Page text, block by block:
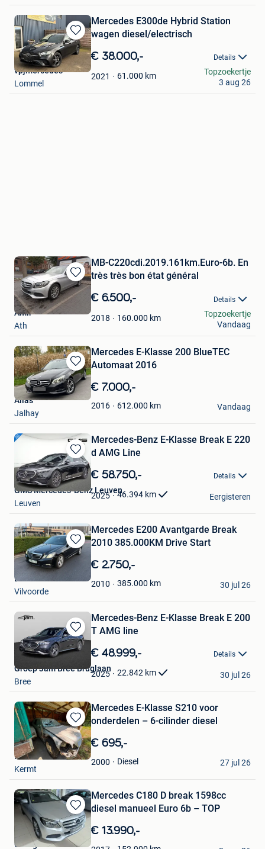
Bewaren
in
Mijn
Favorieten
Mercedes E300de Hybrid Station
wagen diesel/electrisch
€ 38.000,- Details
2021 61.000 km
vpjmercedes
Lommel
Topzoekertje
3 aug 26
Bewaren
in
Mijn
Favorieten
MB-C220cdi.2019.161km.Euro-6b. En
très très bon état général
€ 6.500,- Details
2018 160.000 km
Amir
Ath
Topzoekertje
Vandaag
Bewaren
in
Mijn
Favorieten
Mercedes E-Klasse 200 BlueTEC
Automaat 2016
€ 7.000,-
2016 612.000 km
Alias
Jalhay
Vandaag
Bewaren
in
Mijn
Favorieten
Mercedes-Benz E-Klasse Break E 220
d AMG Line
€ 58.750,- Details
2025 46.394 km
GMS Mercedes-Benz Leuven
Leuven
Eergisteren
Bewaren
in
Favorieten
Mercedes E200 Avantgarde Break
2010 385.000KM Drive Start
€ 2.750,-
2010 385.000 km
EGO-CARS
Vilvoorde
30 jul 26
Bewaren
in
Favorieten
Mercedes-Benz E-Klasse Break E 200
T AMG line
€ 48.999,- Details
2025 22.842 km
Groep Jam Bree Bruglaan
Bree
30 jul 26
Bewaren
in
Mijn
Favorieten
Mercedes E-Klasse S210 voor
onderdelen – 6-cilinder diesel
€ 695,-
2000 Diesel
Humbert
Kermt
27 jul 26
Bewaren
in
Mijn
Mercedes C180 D break 1598cc
diesel manueel Euro 6b – TOP
€ 13.990,-
Garage De Poorter